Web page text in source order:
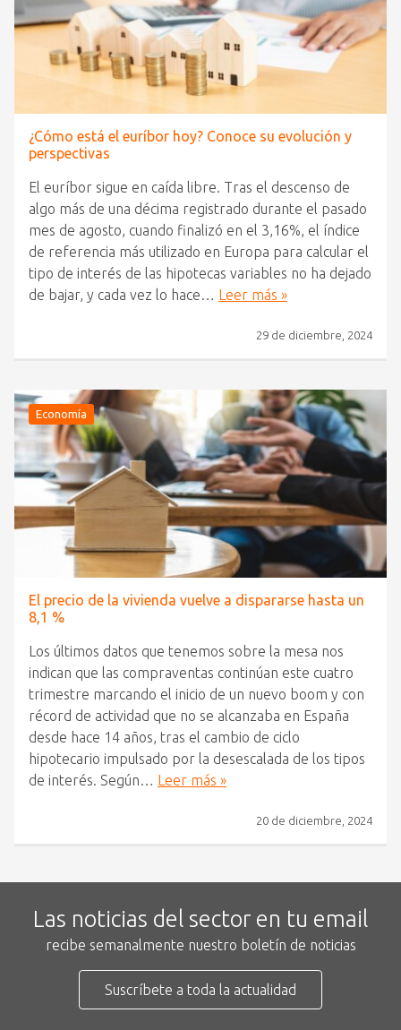
¿Cómo está el euríbor hoy? Conoce su evolución y
perspectivas
El euríbor sigue en caída libre. Tras el descenso de
algo más de una décima registrado durante el pasado
mes de agosto, cuando finalizó en el 3,16%, el índice
de referencia más utilizado en Europa para calcular el
tipo de interés de las hipotecas variables no ha dejado
de bajar, y cada vez lo hace… Leer más »
29 de diciembre, 2024
Economía
El precio de la vivienda vuelve a dispararse hasta un
8,1 %
Los últimos datos que tenemos sobre la mesa nos
indican que las compraventas continúan este cuatro
trimestre marcando el inicio de un nuevo boom y con
récord de actividad que no se alcanzaba en España
desde hace 14 años, tras el cambio de ciclo
hipotecario impulsado por la desescalada de los tipos
de interés. Según… Leer más »
20 de diciembre, 2024
Las noticias del sector en tu email
recibe semanalmente nuestro boletín de noticias
Suscríbete a toda la actualidad